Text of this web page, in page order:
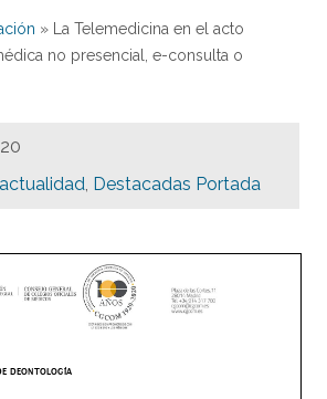
»
La Telemedicina en el acto
no presencial, e-consulta o
, Destacadas Portada